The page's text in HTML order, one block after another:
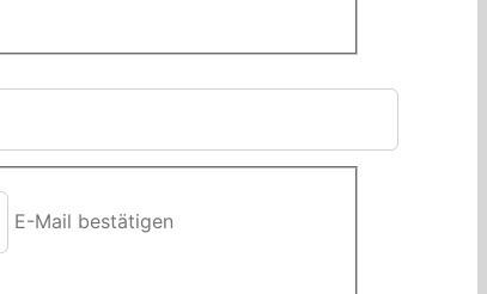
E-Mail bestätigen